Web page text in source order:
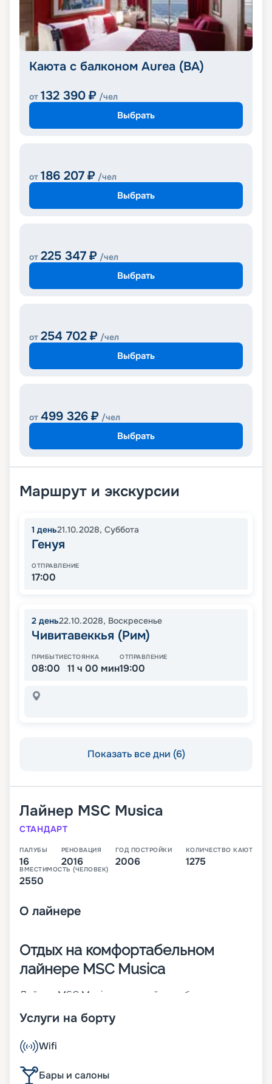
Каюта с балконом Aurea (BA)
от 132 390 ₽ /чел
Выбрать
от 186 207 ₽ /чел
Выбрать
от 225 347 ₽ /чел
Выбрать
от 254 702 ₽ /чел
Выбрать
от 499 326 ₽ /чел
Выбрать
Маршрут и экскурсии
1 день21.10.2028, Суббота
Генуя
ОТПРАВЛЕНИЕ
17:00
2 день22.10.2028, Воскресенье
Чивитавеккья (Рим)
ПРИБЫТИЕ
08:00
СТОЯНКА
11 ч 00 мин
ОТПРАВЛЕНИЕ
19:00
Показать все дни (6)
Лайнер MSC Musica
СТАНДАРТ
ПАЛУБЫ
16
РЕНОВАЦИЯ
2016
ГОД ПОСТРОЙКИ
2006
КОЛИЧЕСТВО КАЮТ
1275
ВМЕСТИМОСТЬ (ЧЕЛОВЕК)
2550
О лайнере
Отдых на комфортабельном
лайнере MSC Musica
Лайнер MSC Musica – первый корабль своего
повысить показатели долговечности,
проведена реновация судна. На 16-палубном (из
них 13 пассажирских) корабле может
разместиться до 2 550 человек. Его изюминка –
трехуровневый атриум с прозрачным
Услуги на борту
Wifi
Бары и салоны